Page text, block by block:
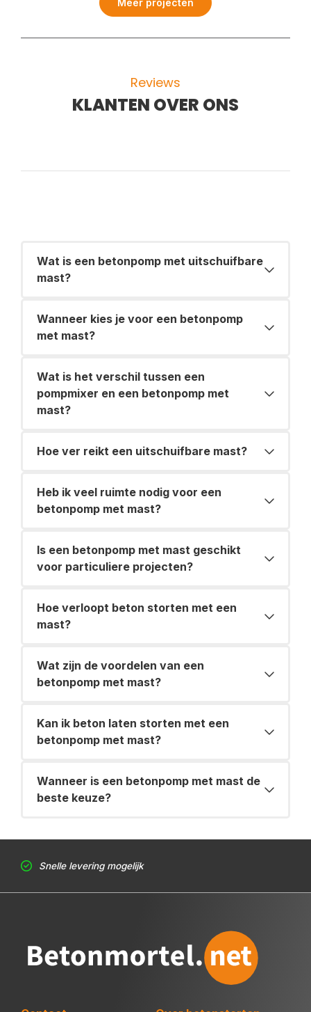
Meer projecten
Reviews
KLANTEN OVER ONS
Wat is een betonpomp met uitschuifbare
mast?
Wanneer kies je voor een betonpomp
met mast?
Wat is het verschil tussen een
pompmixer en een betonpomp met
mast?
Hoe ver reikt een uitschuifbare mast?
Heb ik veel ruimte nodig voor een
betonpomp met mast?
Is een betonpomp met mast geschikt
voor particuliere projecten?
Hoe verloopt beton storten met een
mast?
Wat zijn de voordelen van een
betonpomp met mast?
Kan ik beton laten storten met een
betonpomp met mast?
Wanneer is een betonpomp met mast de
beste keuze?
Snelle levering mogelijk